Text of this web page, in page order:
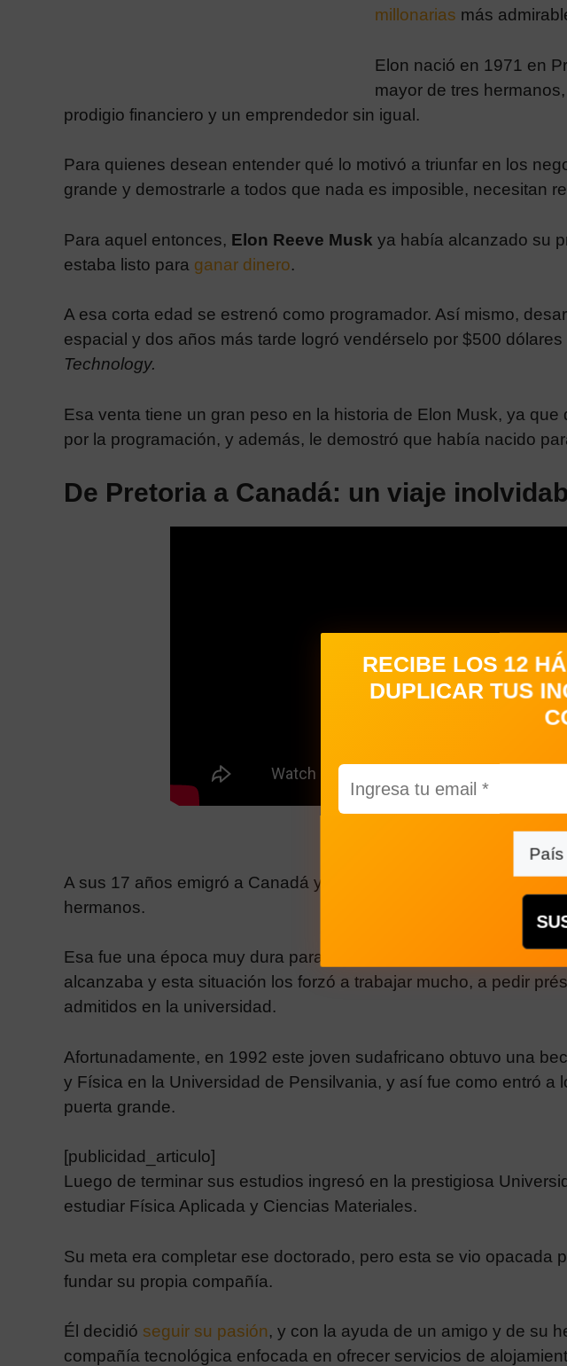
millonarias más
Elon nació en 1971 en
mayor de tres
prodigio financiero y un emprendedor sin igual.
Para quienes desean entender qué lo motivó a triunfar en los
grande y demostrarle a todos que nada es imposible, necesitan
Para aquel entonces, Elon Reeve Musk ya había alcanzado su
estaba listo para ganar dinero.
A esa corta edad se estrenó como programador. Así mismo,
espacial y dos años más tarde logró vendérselo por $500 dólares
Technology.
Esa venta tiene un gran peso en la historia de Elon Musk, ya que
por la programación, y además, le demostró que había nacido
De Pretoria a Canadá: un viaje
A sus 17 años emigró a Canadá y se residenció en Ontario, en
hermanos.
Esa fue una época muy dura para todos desde un punto de vista
alcanzaba y esta situación los forzó a trabajar mucho, a pedir
admitidos en la universidad.
Afortunadamente, en 1992 este joven sudafricano obtuvo una
y Física en la Universidad de Pensilvania, y así fue como entró a
puerta grande.
[publicidad_articulo]
Luego de terminar sus estudios ingresó en la prestigiosa
estudiar Física Aplicada y Ciencias Materiales.
Su meta era completar ese doctorado, pero esta se vio opacada
fundar su propia compañía.
Él decidió seguir su pasión, y con la ayuda de un amigo y de su
compañía tecnológica enfocada en ofrecer servicios de
RECIBE LOS 12
DUPLICAR TUS